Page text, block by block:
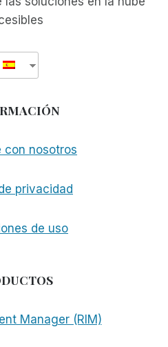
con nosotros
privacidad
de uso
Manager (RIM)